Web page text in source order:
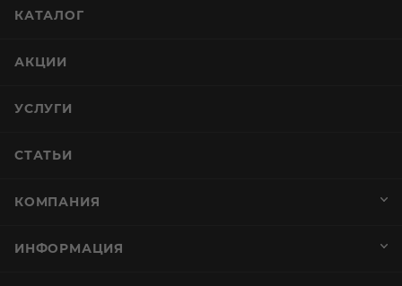
КАТАЛОГ
АКЦИИ
УСЛУГИ
СТАТЬИ
КОМПАНИЯ
ИНФОРМАЦИЯ